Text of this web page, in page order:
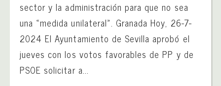
sector y la administración para que no sea
una «medida unilateral». Granada Hoy, 26-7-
2024 El Ayuntamiento de Sevilla aprobó el
jueves con los votos favorables de PP y de
PSOE solicitar a...